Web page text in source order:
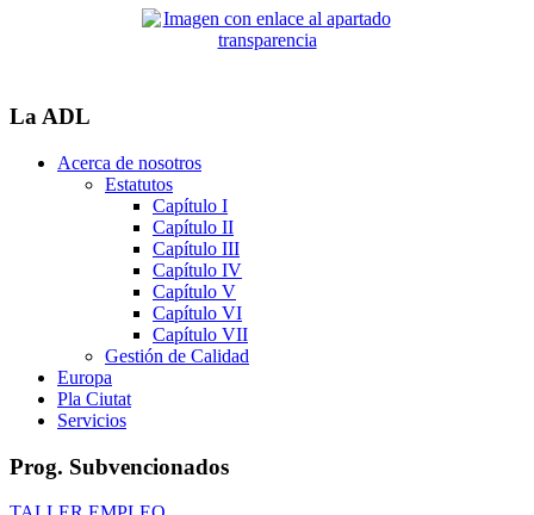
La ADL
Acerca de nosotros
Estatutos
Capítulo I
Capítulo II
Capítulo III
Capítulo IV
Capítulo V
Capítulo VI
Capítulo VII
Gestión de Calidad
Europa
Pla Ciutat
Servicios
Prog. Subvencionados